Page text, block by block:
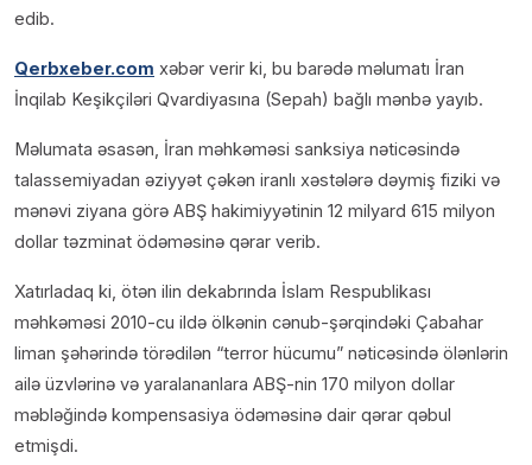
edib.
Qerbxeber.com xəbər verir ki, bu barədə məlumatı İran
İnqilab Keşikçiləri Qvardiyasına (Sepah) bağlı mənbə yayıb.
Məlumata əsasən, İran məhkəməsi sanksiya nəticəsində
talassemiyadan əziyyət çəkən iranlı xəstələrə dəymiş fiziki və
mənəvi ziyana görə ABŞ hakimiyyətinin 12 milyard 615 milyon
dollar təzminat ödəməsinə qərar verib.
Xatırladaq ki, ötən ilin dekabrında İslam Respublikası
məhkəməsi 2010-cu ildə ölkənin cənub-şərqindəki Çabahar
liman şəhərində törədilən “terror hücumu” nəticəsində ölənlərin
ailə üzvlərinə və yaralananlara ABŞ-nin 170 milyon dollar
məbləğində kompensasiya ödəməsinə dair qərar qəbul
etmişdi.